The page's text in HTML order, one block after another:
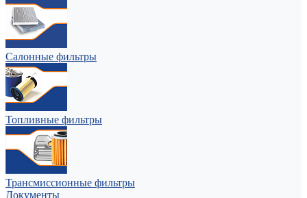
Салонные фильтры
Топливные фильтры
Трансмиссионные фильтры
Документы